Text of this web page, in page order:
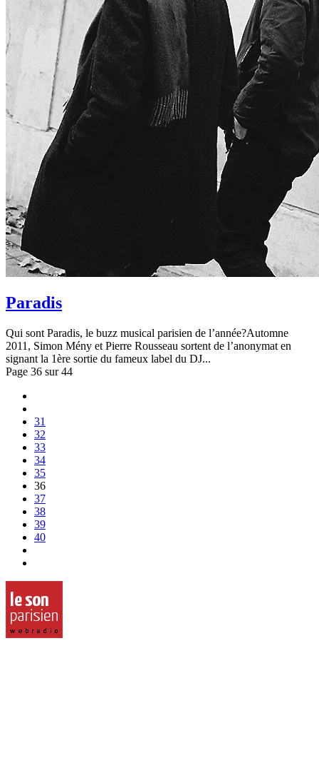
Paradis
Qui sont Paradis, le buzz musical parisien de l’année?Automne
2011, Simon Mény et Pierre Rousseau sortent de l’anonymat en
signant la 1ère sortie du fameux label du DJ...
Page 36 sur 44
31
32
33
34
35
36
37
38
39
40